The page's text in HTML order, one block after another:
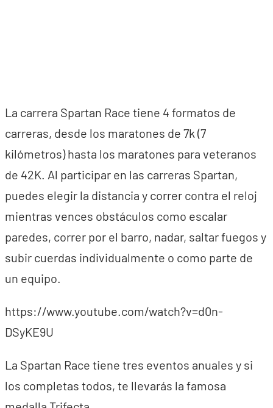
La carrera Spartan Race tiene 4 formatos de
carreras, desde los maratones de 7k (7
kilómetros) hasta los maratones para veteranos
de 42K. Al participar en las carreras Spartan,
puedes elegir la distancia y correr contra el reloj
mientras vences obstáculos como escalar
paredes, correr por el barro, nadar, saltar fuegos y
subir cuerdas individualmente o como parte de
un equipo.
https://www.youtube.com/watch?v=d0n-
DSyKE9U
La Spartan Race tiene tres eventos anuales y si
los completas todos, te llevarás la famosa